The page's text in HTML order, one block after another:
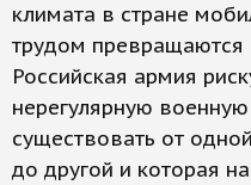
климата в стране
трудом превращаются
Российская армия
нерегулярную
существовать от
до другой и которая